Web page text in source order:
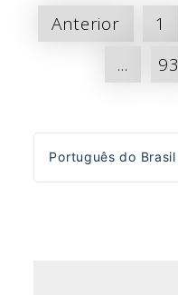
Paginação
Anterior 1
...
93
Português do Brasil
English